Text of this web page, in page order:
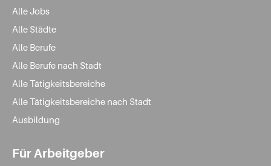
Alle Jobs
Alle Städte
Alle Berufe
Alle Berufe nach Stadt
Alle Tätigkeitsbereiche
Alle Tätigkeitsbereiche nach Stadt
Ausbildung
Für Arbeitgeber